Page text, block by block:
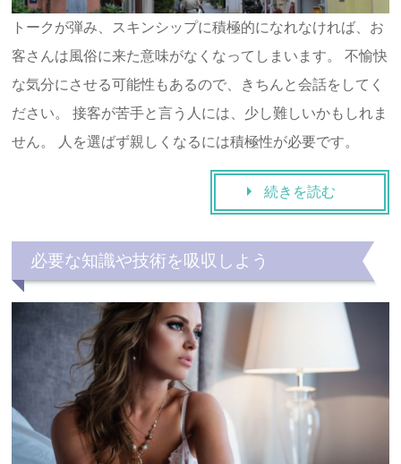
トークが弾み、スキンシップに積極的になれなければ、お
客さんは風俗に来た意味がなくなってしまいます。 不愉快
な気分にさせる可能性もあるので、きちんと会話をしてく
ださい。 接客が苦手と言う人には、少し難しいかもしれま
せん。 人を選ばず親しくなるには積極性が必要です。
続きを読む
必要な知識や技術を吸収しよう